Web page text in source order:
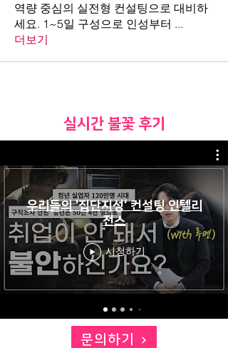
역량 중심의 실전형 컨설팅으로 대비하
세요. 1~5일 구성으로 인성부터 ...
더보기
​실시간 불꽃 후기
우리들의 '집단지성' 컨설팅 인텔리
전스
시청하기
문의하기